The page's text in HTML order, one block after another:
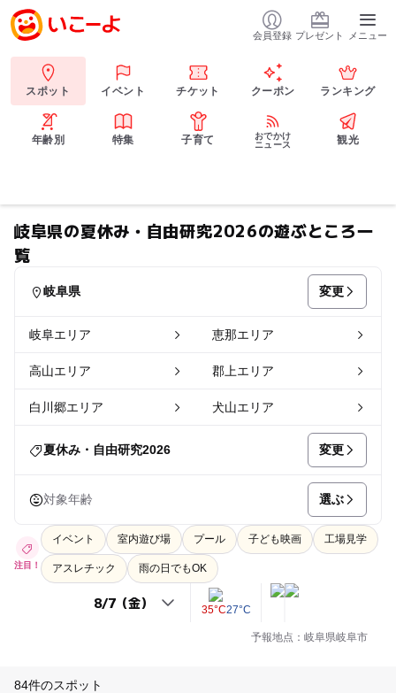
会員登録 プレゼント メニュー
スポット イベント チケット クーポン ランキング
年齢別 特集 子育て
おでかけ
ニュース
観光
岐阜県の夏休み・自由研究2026の遊ぶところ一
覧
岐阜県 変更
岐阜エリア 恵那エリア
高山エリア 郡上エリア
白川郷エリア 犬山エリア
夏休み・自由研究2026 変更
対象年齢 選ぶ
注目！
イベント 室内遊び場 プール 子ども映画 工場見学
アスレチック 雨の日でもOK
35°C27°C
予報地点：岐阜県岐阜市
84件のスポット